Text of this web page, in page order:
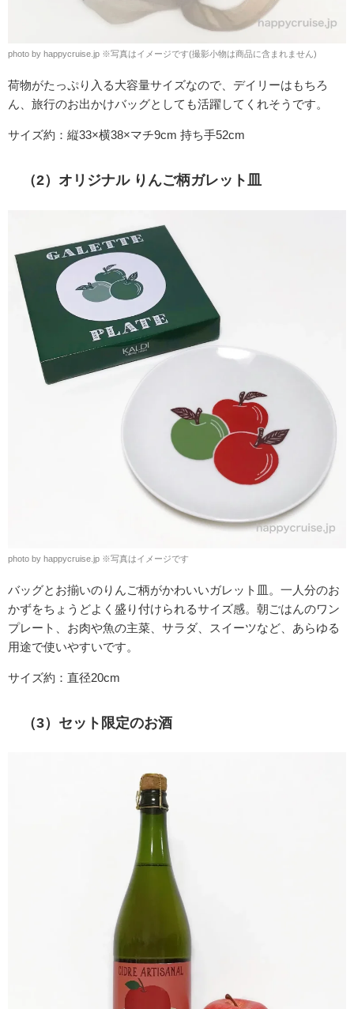
photo by happycruise.jp ※写真はイメージです(撮影小物は商品に含まれません)
荷物がたっぷり入る大容量サイズなので、デイリーはもちろ
ん、旅行のお出かけバッグとしても活躍してくれそうです。
サイズ約：縦33×横38×マチ9cm 持ち手52cm
（2） オリジナル りんご柄ガレット皿
photo by happycruise.jp ※写真はイメージです
バッグとお揃いのりんご柄がかわいいガレット皿。一人分のお
かずをちょうどよく盛り付けられるサイズ感。朝ごはんのワン
プレート、お肉や魚の主菜、サラダ、スイーツなど、あらゆる
用途で使いやすいです。
サイズ約：直径20cm
（3）セット限定のお酒